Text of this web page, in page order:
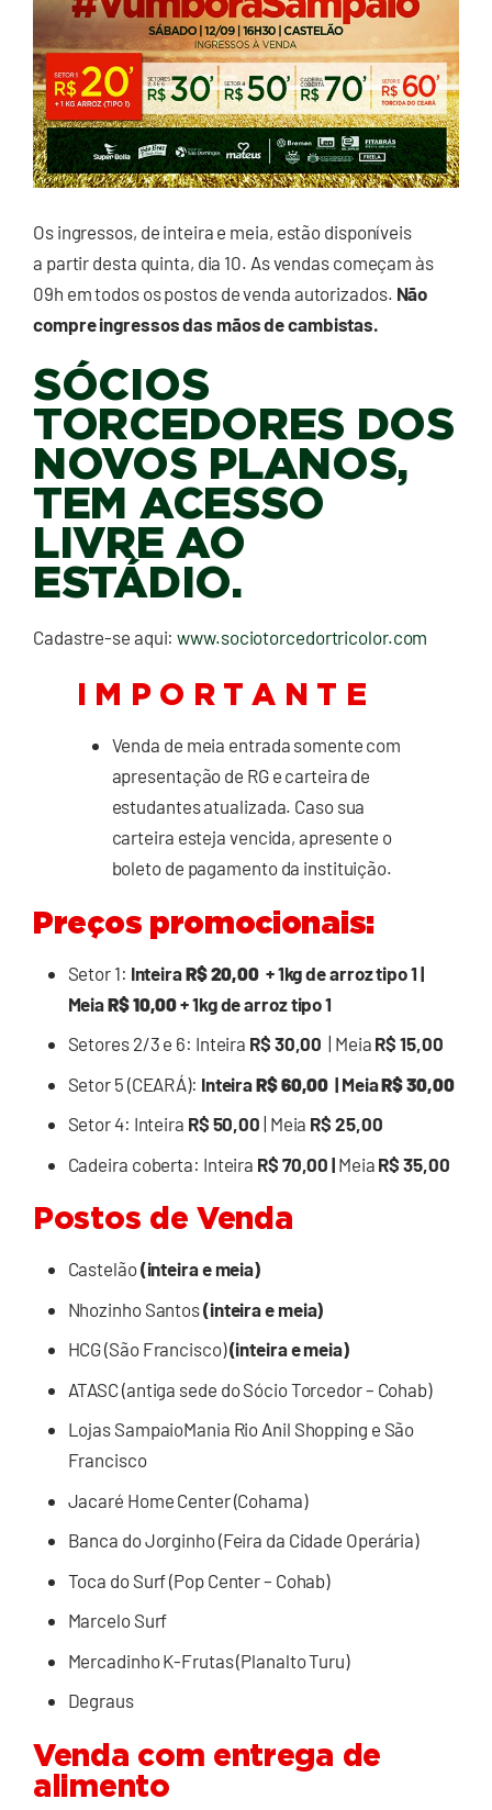
Os ingressos, de inteira e meia, estão disponíveis
a partir desta quinta, dia 10. As vendas começam às
09h em todos os postos de venda autorizados. Não
compre ingressos das mãos de cambistas.
SÓCIOS
TORCEDORES DOS
NOVOS PLANOS,
TEM ACESSO
LIVRE AO
ESTÁDIO.
Cadastre-se aqui:www.sociotorcedortricolor.com
I M P O R T A N T E
Venda de meia entrada somente com
apresentação de RG e carteira de
estudantes atualizada. Caso sua
carteira esteja vencida, apresente o
boleto de pagamento da instituição.
Preços promocionais:
Setor 1: InteiraR$ 20,00 + 1kg de arroz tipo 1 |
MeiaR$ 10,00+ 1kg de arroz tipo 1
Setores 2/3 e 6: Inteira R$ 30,00 | Meia R$ 15,00
Setor 5 (CEARÁ): InteiraR$ 60,00 | MeiaR$ 30,00
Setor 4: Inteira R$ 50,00 | Meia R$ 25,00
Cadeira coberta: Inteira R$ 70,00 | Meia R$ 35,00
Postos de Venda
Castelão(inteira e meia)
Nhozinho Santos(inteira e meia)
HCG (São Francisco)(inteira e meia)
ATASC (antiga sede do Sócio Torcedor – Cohab)
Lojas SampaioMania Rio Anil Shopping e São
Francisco
Jacaré Home Center (Cohama)
Banca do Jorginho (Feira da Cidade Operária)
Toca do Surf (Pop Center – Cohab)
Marcelo Surf
Mercadinho K-Frutas (Planalto Turu)
Degraus
Venda com entrega de
alimento